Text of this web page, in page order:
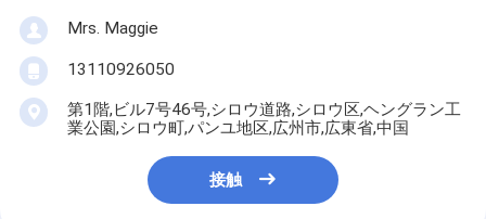
Mrs. Maggie
13110926050
第1階,ビル7号46号,シロウ道路,シロウ区,ヘングラン工
業公園,シロウ町,パンユ地区,広州市,広東省,中国
接触